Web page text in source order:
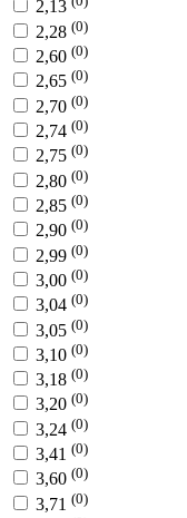
2,13
2,28 (0)
2,60 (0)
2,65 (0)
2,70 (0)
2,74 (0)
2,75 (0)
2,80 (0)
2,85 (0)
2,90 (0)
2,99 (0)
3,00 (0)
3,04 (0)
3,05 (0)
3,10 (0)
3,18 (0)
3,20 (0)
3,24 (0)
3,41 (0)
3,60 (0)
3,71 (0)